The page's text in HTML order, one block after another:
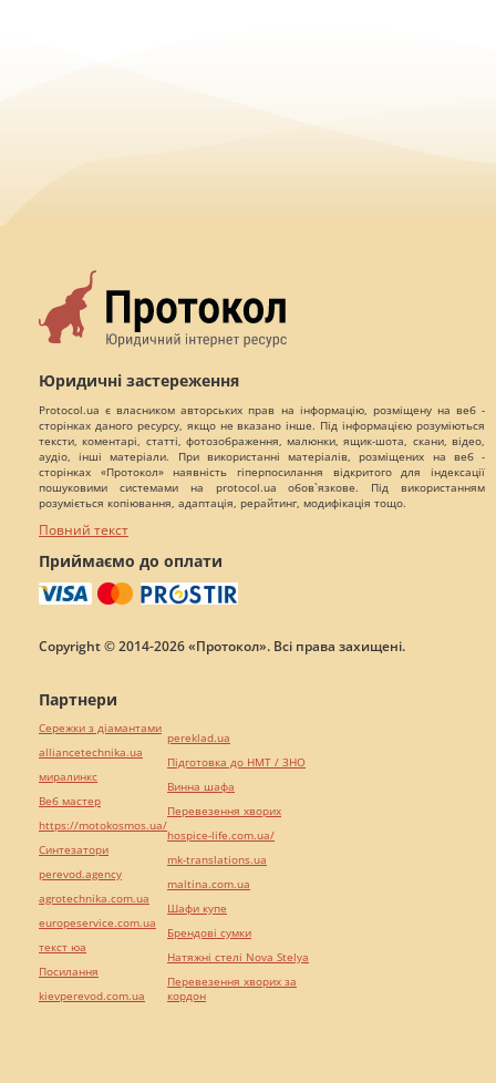
Юридичні застереження
Protocol.ua є власником авторських прав на інформацію, розміщену на веб -
сторінках даного ресурсу, якщо не вказано інше. Під інформацією розуміються
тексти, коментарі, статті, фотозображення, малюнки, ящик-шота, скани, відео,
аудіо, інші матеріали. При використанні матеріалів, розміщених на веб -
сторінках «Протокол» наявність гіперпосилання відкритого для індексації
пошуковими системами на protocol.ua обов`язкове. Під використанням
розуміється копіювання, адаптація, рерайтинг, модифікація тощо.
Повний текст
Приймаємо до оплати
Copyright © 2014-2026 «Протокол». Всі права захищені.
Партнери
Сережки з діамантами
alliancetechnika.ua
миралинкс
Веб мастер
https://motokosmos.ua/
Синтезатори
perevod.agency
agrotechnika.com.ua
europeservice.com.ua
текст юа
Посилання
kievperevod.com.ua
pereklad.ua
Підготовка до НМТ / ЗНО
Винна шафа
Перевезення хворих
hospice-life.com.ua/
mk-translations.ua
maltina.com.ua
Шафи купе
Брендові сумки
Натяжні стелі Nova Stelya
Перевезення хворих за
кордон